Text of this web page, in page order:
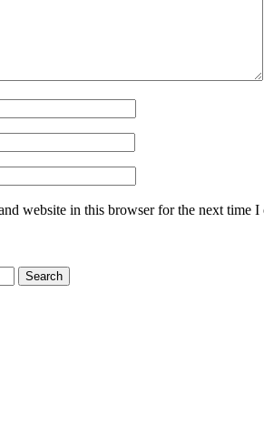
website in this browser for the next time I